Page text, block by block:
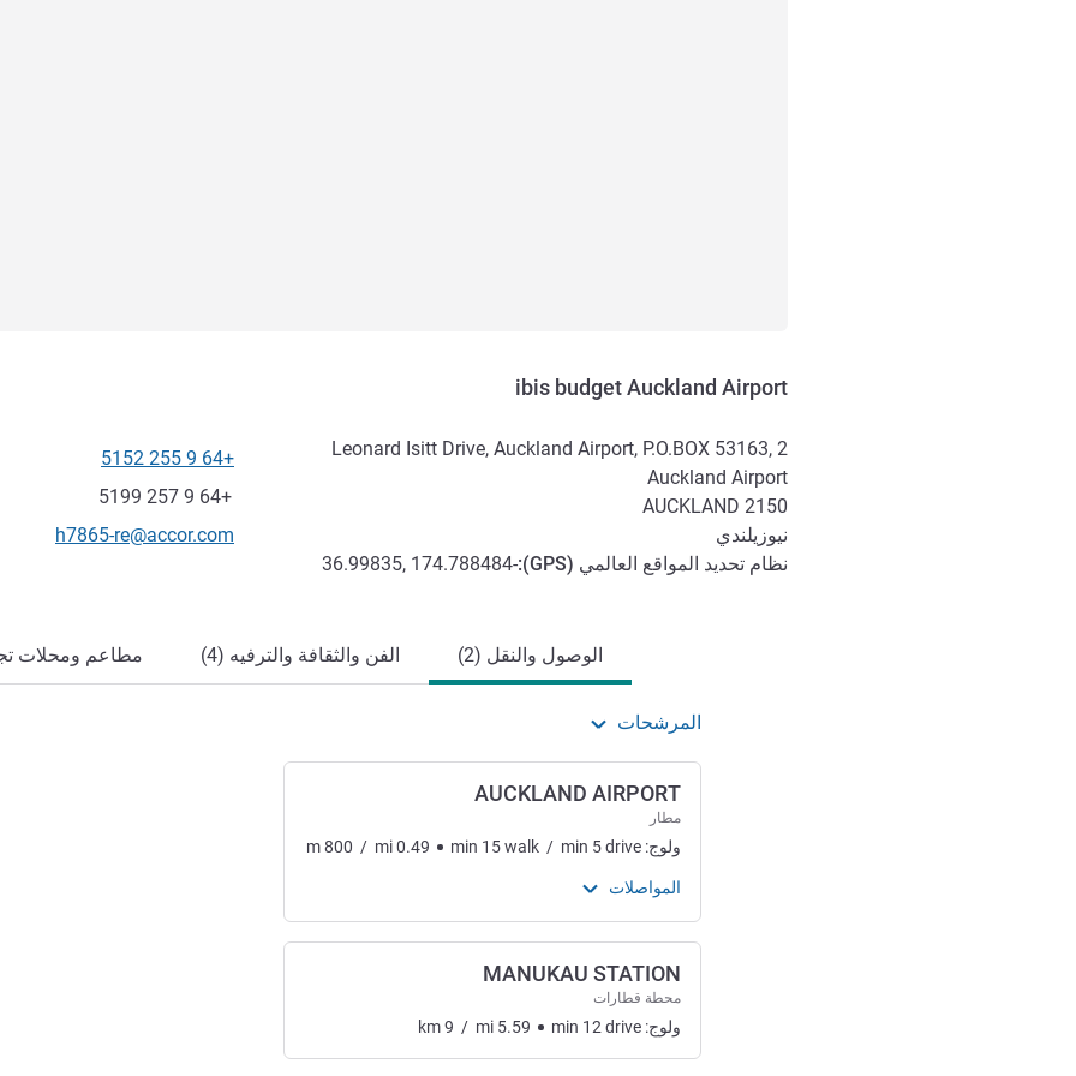
ibis budget Auckland Airport
2 Leonard Isitt Drive, Auckland Airport, P.O.BOX 53163,
Auckland Airport
2150
AUCKLAND
نيوزيلندي
نظام تحديد المواقع العالمي (GPS
):
-36.99835, 174.788484
الهاتف
+64 9 255 5152
فاكس
+64 9 257 5199
تواصل معنا عبر البريد
h7865-re@accor.com
الوصول والنقل (2) الفن والثقافة والترفيه (4) مطاعم ومحلات
المرشحات
AUCKLAND AIRPORT
مطار
ولوج: m800 / mi0.49 min 15walk / min 5drive
المواصلات
MANUKAU STATION
محطة قطارات
ولوج: km9 / mi 5.59 min 12 drive